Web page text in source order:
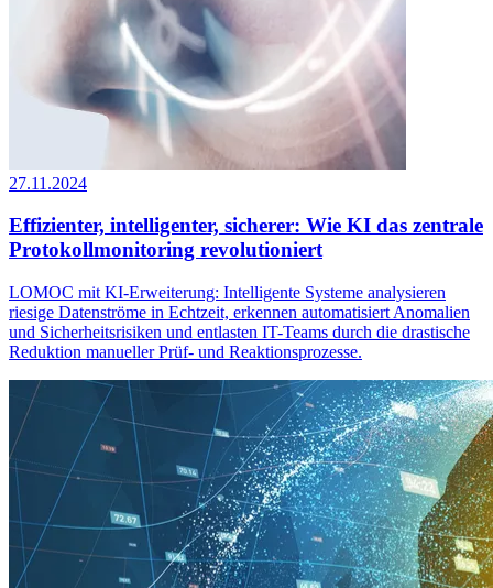
27.11.2024
Effizienter, intelligenter, sicherer: Wie KI das zentrale
Protokollmonitoring revolutioniert
LOMOC mit KI-Erweiterung: Intelligente Systeme analysieren
riesige Datenströme in Echtzeit, erkennen automatisiert Anomalien
und Sicherheitsrisiken und entlasten IT-Teams durch die drastische
Reduktion manueller Prüf- und Reaktionsprozesse.